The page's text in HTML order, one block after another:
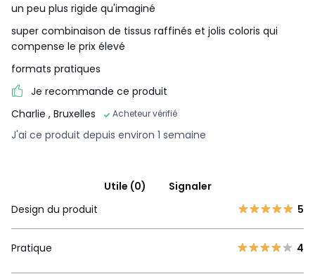
un peu plus rigide qu'imaginé
super combinaison de tissus raffinés et jolis coloris qui
compense le prix élevé
formats pratiques
Je recommande ce produit
Charlie , Bruxelles Acheteur vérifié
J'ai ce produit depuis environ 1 semaine
Utile (0)
Signaler
Design du produit
5
Pratique 4